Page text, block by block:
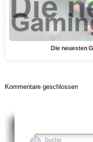
Die neuesten
Kommentare geschlossen